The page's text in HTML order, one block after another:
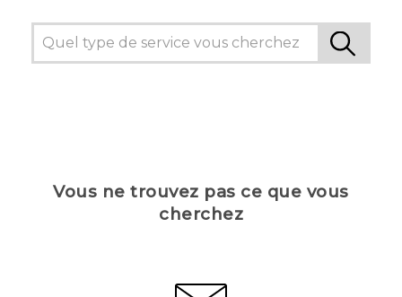
Vous ne trouvez pas ce que vous
cherchez